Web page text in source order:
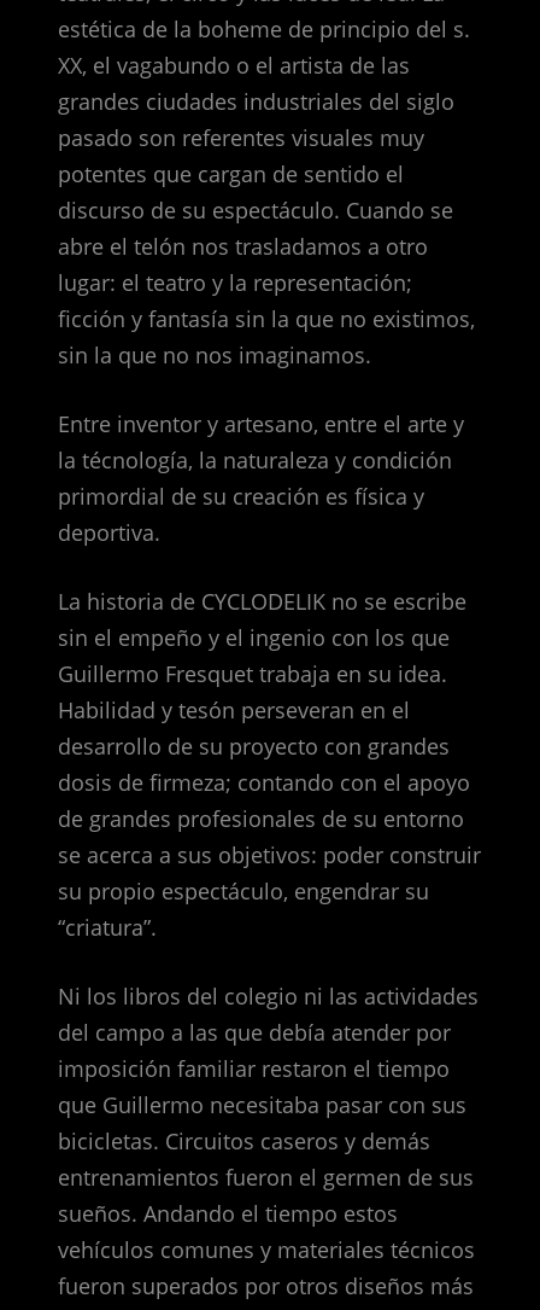
estética de la boheme de principio del s.
XX, el vagabundo o el artista de las
grandes ciudades industriales del siglo
pasado son referentes visuales muy
potentes que cargan de sentido el
discurso de su espectáculo. Cuando se
abre el telón nos trasladamos a otro
lugar: el teatro y la representación;
ficción y fantasía sin la que no existimos,
sin la que no nos imaginamos.
Entre inventor y artesano, entre el arte y
la técnología, la naturaleza y condición
primordial de su creación es física y
deportiva.
La historia de CYCLODELIK no se escribe
sin el empeño y el ingenio con los que
Guillermo Fresquet trabaja en su idea.
Habilidad y tesón perseveran en el
desarrollo de su proyecto con grandes
dosis de firmeza; contando con el apoyo
de grandes profesionales de su entorno
se acerca a sus objetivos: poder construir
su propio espectáculo, engendrar su
“criatura”.
Ni los libros del colegio ni las actividades
del campo a las que debía atender por
imposición familiar restaron el tiempo
que Guillermo necesitaba pasar con sus
bicicletas. Circuitos caseros y demás
entrenamientos fueron el germen de sus
sueños. Andando el tiempo estos
vehículos comunes y materiales técnicos
fueron superados por otros diseños más